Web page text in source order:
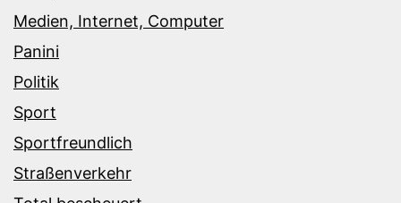
Medien, Internet, Computer
Panini
Politik
Sport
Sportfreundlich
Straßenverkehr